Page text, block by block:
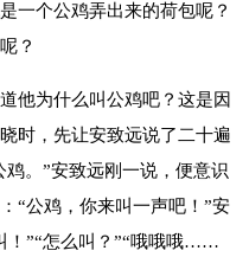
一个公鸡弄出来的荷包呢？
？
为什么叫公鸡吧？这是因
时，先让安致远说了二十遍
。”安致远刚一说，便意识
“公鸡，你来叫一声吧！”安
！”“怎么叫？”“哦哦哦……